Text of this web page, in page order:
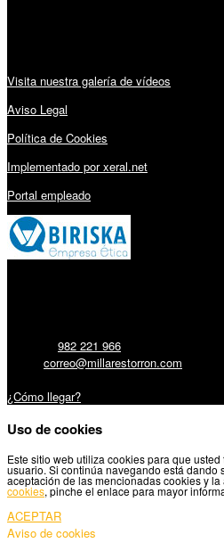
Visita nuestra galería de vídeos
Aviso Legal
Política de Cookies
Implementado por xeral.net
Portal empleado
982 221 966
correo@millarestorron.com
¿Cómo llegar?
Uso de cookies
Este sitio web utiliza cookies para que
usuario. Si continúa navegando está dando
aceptación de las mencionadas cookies y
cookies, pinche el enlace para mayor
ACEPTAR
Aviso de cookies